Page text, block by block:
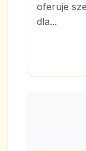
oferuje
dla...